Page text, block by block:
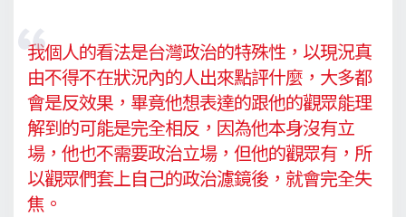
我個人的看法是台灣政治的特殊性，以現況真
由不得不在狀況內的人出來點評什麼，大多都
會是反效果，畢竟他想表達的跟他的觀眾能理
解到的可能是完全相反，因為他本身沒有立
場，他也不需要政治立場，但他的觀眾有，所
以觀眾們套上自己的政治濾鏡後，就會完全失
焦。